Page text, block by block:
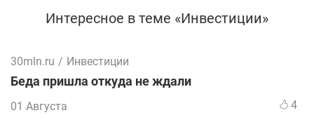
Интересное в теме «Инвестиции»
30mln.ru / Инвестиции
Беда пришла откуда не ждали
01 Августа 4